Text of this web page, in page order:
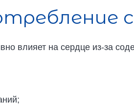
влияет на сердце из-за